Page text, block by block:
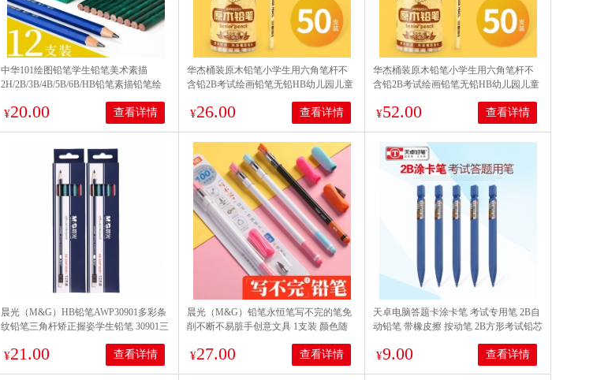
中华101绘图铅笔学生铅笔美术素描
2H/2B/3B/4B/5B/6B/HB铅笔素描铅笔绘
¥20.00 查看详情
华杰桶装原木铅笔小学生用六角笔杆不
含铅2B考试绘画铅笔无铅HB幼儿园儿童
桶装】wr6052
¥26.00 查看详情
华杰桶装原木铅笔小学生用六角笔杆不
含铅2B考试绘画铅笔无铅HB幼儿园儿童
桶装】wr6050
¥52.00 查看详情
晨光（M&G）HB铅笔AWP30901多彩条
纹铅笔三角杆矫正握姿学生铅笔 30901三
¥21.00 查看详情
晨光（M&G）铅笔永恒笔写不完的笔免
削不断不易脏手创意文具 1支装 颜色随
¥27.00 查看详情
天卓电脑答题卡涂卡笔 考试专用笔 2B自
动铅笔 带橡皮擦 按动笔 2B方形考试铅芯
¥9.00 查看详情